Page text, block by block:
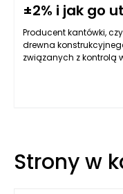
±2% i jak go
Producent kantówki,
drewna
związanych z kontrolą
kluczowe, gdyż
zmiany tego
do rozwoju pleśni i
Strony w